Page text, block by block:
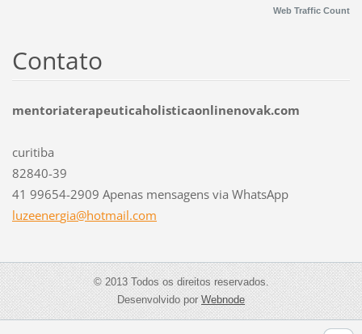
Web Traffic Count
Contato
mentoriaterapeuticaholisticaonlinenovak.com
curitiba
82840-39
41 99654-2909 Apenas mensagens via WhatsApp
luzeenergia@hotmail.com
© 2013 Todos os direitos reservados.
Desenvolvido porWebnode